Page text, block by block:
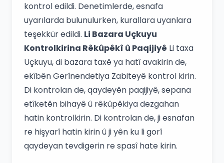
kontrol edildi. Denetimlerde, esnafa
uyarılarda bulunulurken, kurallara uyanlara
teşekkür edildi. Li Bazara Uçkuyu
Kontrolkirina Rêkûpêkî û Paqijiyê Li taxa
Uçkuyu, di bazara taxê ya hatî avakirin de,
ekîbên Gerînendetiya Zabiteyê kontrol kirin.
Di kontrolan de, qaydeyên paqijiyê, sepana
etîketên bihayê û rêkûpêkiya dezgahan
hatin kontrolkirin. Di kontrolan de, ji esnafan
re hişyarî hatin kirin û ji yên ku li gorî
qaydeyan tevdigerin re spasî hate kirin.